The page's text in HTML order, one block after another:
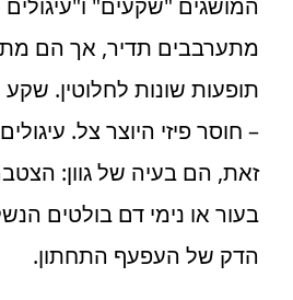
המושגים "שקעים"
מתערבבים תדיר, אך הם
תופעות שונות לחלוטין.
– חוסר פיזי היוצר צל.
זאת, הם בעיה של גוון:
בעור או נימי דם בולטים
הדק של העפעף התחתון.